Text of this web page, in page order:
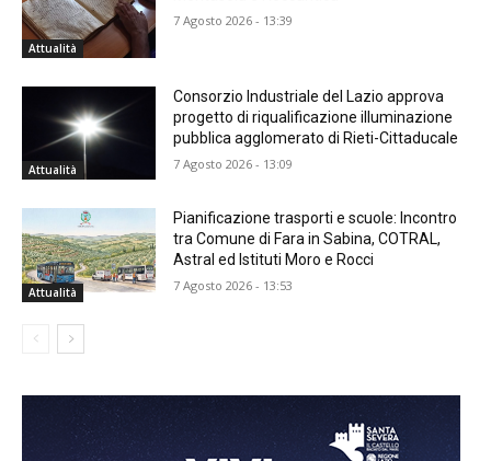
Attualità
7 Agosto 2026 - 13:39
Attualità
Consorzio Industriale del Lazio approva
progetto di riqualificazione illuminazione
pubblica agglomerato di Rieti-Cittaducale
7 Agosto 2026 - 13:09
Attualità
Pianificazione trasporti e scuole: Incontro
tra Comune di Fara in Sabina, COTRAL,
Astral ed Istituti Moro e Rocci
7 Agosto 2026 - 13:53